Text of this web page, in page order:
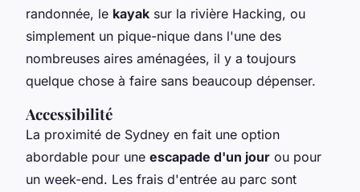
randonnée, le kayak sur la rivière Hacking, ou
simplement un pique-nique dans l'une des
nombreuses aires aménagées, il y a toujours
quelque chose à faire sans beaucoup dépenser.
Accessibilité
La proximité de Sydney en fait une option
abordable pour une escapade d'un jour ou pour
un week-end. Les frais d'entrée au parc sont